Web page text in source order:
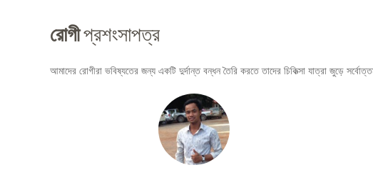
রোগীপ্রশংসাপত্র
আমাদের রোগীরা ভবিষ্যতের জন্য একটি দুর্দান্ত বন্ধন তৈরি করতে তাদের চিকিত্সা যাত্রা জুড়ে